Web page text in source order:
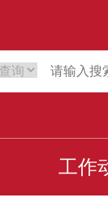
工作